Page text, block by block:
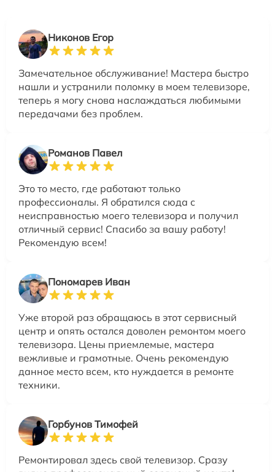
Никонов Егор
Замечательное обслуживание! Мастера быстро
нашли и устранили поломку в моем телевизоре,
теперь я могу снова наслаждаться любимыми
передачами без проблем.
Романов Павел
Это то место, где работают только
профессионалы. Я обратился сюда с
неисправностью моего телевизора и получил
отличный сервис! Спасибо за вашу работу!
Рекомендую всем!
Пономарев Иван
Уже второй раз обращаюсь в этот сервисный
центр и опять остался доволен ремонтом моего
телевизора. Цены приемлемые, мастера
вежливые и грамотные. Очень рекомендую
данное место всем, кто нуждается в ремонте
техники.
Горбунов Тимофей
Ремонтировал здесь свой телевизор. Сразу